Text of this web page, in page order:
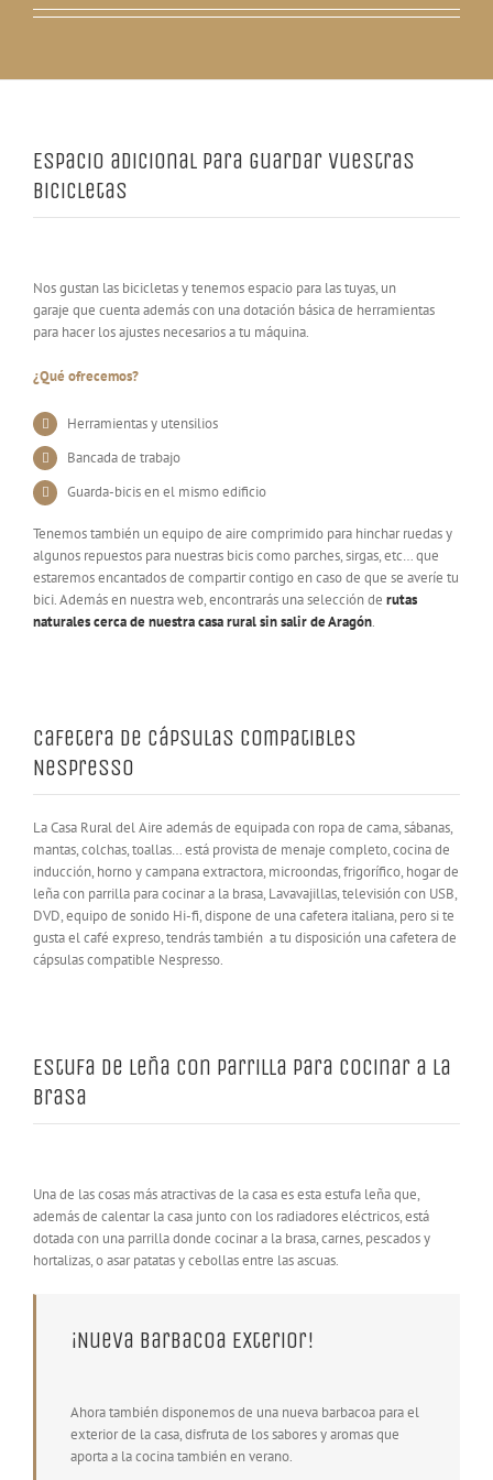
Espacio adicional para guardar vuestras
bicicletas
Nos gustan las bicicletas y tenemos espacio para las tuyas, un
garaje que cuenta además con una dotación básica de herramientas
para hacer los ajustes necesarios a tu máquina.
¿Qué ofrecemos?
Herramientas y utensilios
Bancada de trabajo
Guarda-bicis en el mismo edificio
Tenemos también un equipo de aire comprimido para hinchar ruedas y
algunos repuestos para nuestras bicis como parches, sirgas, etc… que
estaremos encantados de compartir contigo en caso de que se averíe tu
bici. Además en nuestra web, encontrarás una selección de rutas
naturales cerca de nuestra casa rural sin salir de Aragón.
Cafetera de cápsulas compatibles
Nespresso
La Casa Rural del Aire además de equipada con ropa de cama, sábanas,
mantas, colchas, toallas… está provista de menaje completo, cocina de
inducción, horno y campana extractora, microondas, frigorífico, hogar de
leña con parrilla para cocinar a la brasa, Lavavajillas, televisión con USB,
DVD, equipo de sonido Hi-fi, dispone de una cafetera italiana, pero si te
gusta el café expreso, tendrás también a tu disposición una cafetera de
cápsulas compatible Nespresso.
Estufa de leña con parrilla para cocinar a la
brasa
Una de las cosas más atractivas de la casa es esta estufa leña que,
además de calentar la casa junto con los radiadores eléctricos, está
dotada con una parrilla donde cocinar a la brasa, carnes, pescados y
hortalizas, o asar patatas y cebollas entre las ascuas.
¡Nueva Barbacoa Exterior!
Ahora también disponemos de una nueva barbacoa para el
exterior de la casa, disfruta de los sabores y aromas que
aporta a la cocina también en verano.